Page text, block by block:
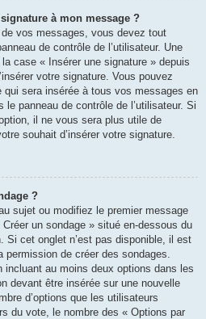
à mon message ?
vos messages, vous devez tout
de contrôle de l’utilisateur. Une
case « Insérer une signature » depuis
votre signature. Vous pouvez
qui sera insérée à tous vos messages en
panneau de contrôle de l’utilisateur. Si
il ne vous sera plus utile de
souhait d’insérer votre signature.
?
sujet ou modifiez le premier message
Créer un sondage » situé en-dessous du
Si cet onglet n’est pas disponible, il est
permission de créer des sondages.
au moins deux options dans les
devant être insérée sur une nouvelle
d’options que les utilisateurs
du vote, le nombre des « Options par